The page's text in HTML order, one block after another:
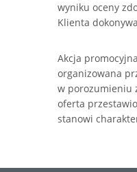
wyniku oceny
Klienta
Akcja
organizowana
w porozumieniu
oferta
stanowi